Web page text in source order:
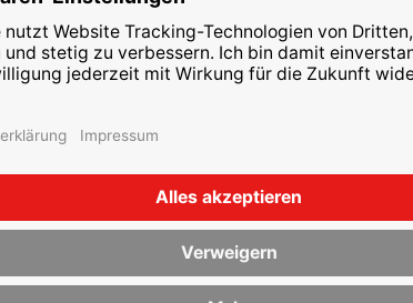
Was ist
Das C5-Testat
Catalogue) ist ein
BSI speziell für
Computing-
Kriterien in 17
spezifiziert und
Cloud-Dienstleister